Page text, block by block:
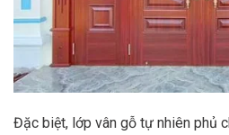
Đặc biệt, lớp vân gỗ tự nhiên phủ